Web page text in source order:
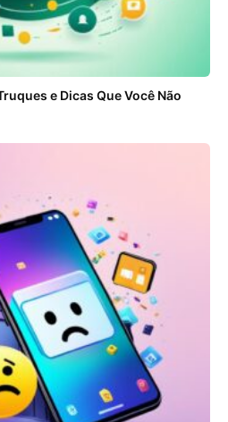
e Dicas Que Você Não